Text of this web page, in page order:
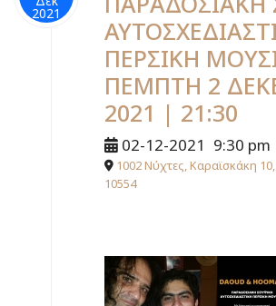
2021
ΠΕΡΣΙΚΗ
ΠΕΜΠΤΗ 2
2021 | 21:30
02-12-2021 9:30 pm
1002 Νύχτες, Καραϊσκάκη
10554